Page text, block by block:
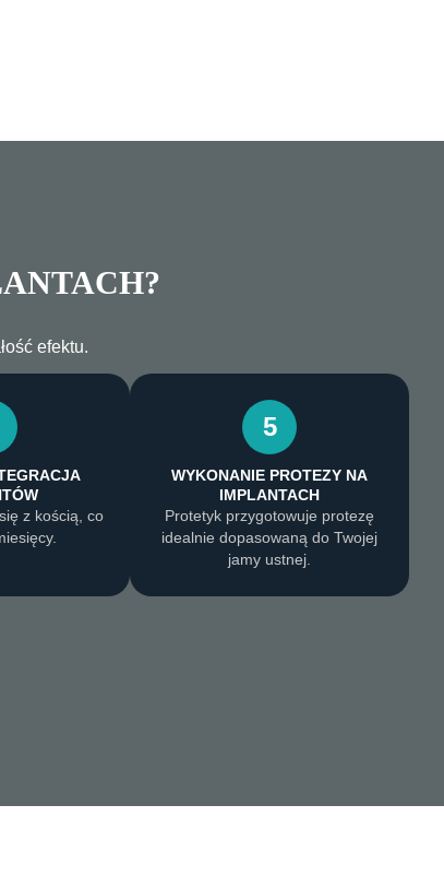
efektu.
z kością, co
5
WYKONANIE PROTEZY NA
IMPLANTACH
Protetyk przygotowuje protezę
idealnie dopasowaną do Twojej
jamy ustnej.